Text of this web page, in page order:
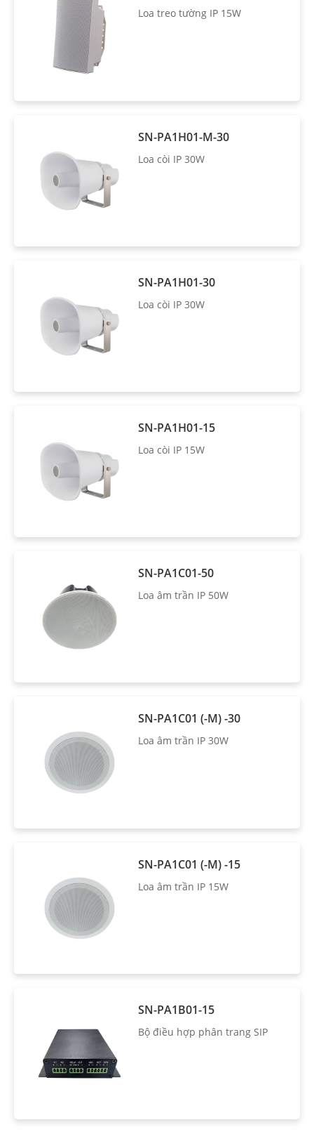
Loa treo tường IP 15W
SN-PA1H01-M-30
Loa còi IP 30W
SN-PA1H01-30
Loa còi IP 30W
SN-PA1H01-15
Loa còi IP 15W
SN-PA1C01-50
Loa âm trần IP 50W
SN-PA1C01 (-M) -30
Loa âm trần IP 30W
SN-PA1C01 (-M) -15
Loa âm trần IP 15W
SN-PA1B01-15
Bộ điều hợp phân trang SIP